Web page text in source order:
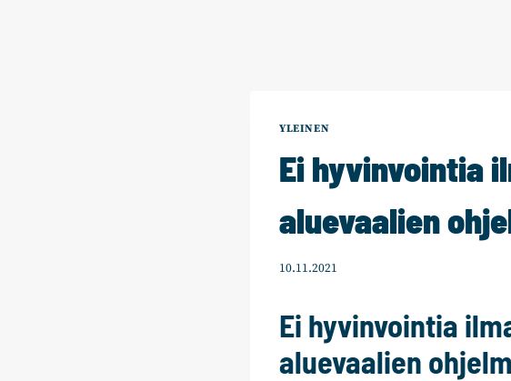
YLEINEN
Ei hyvinvointia
aluevaalien
10.11.2021
Ei hyvinvointia
aluevaalien